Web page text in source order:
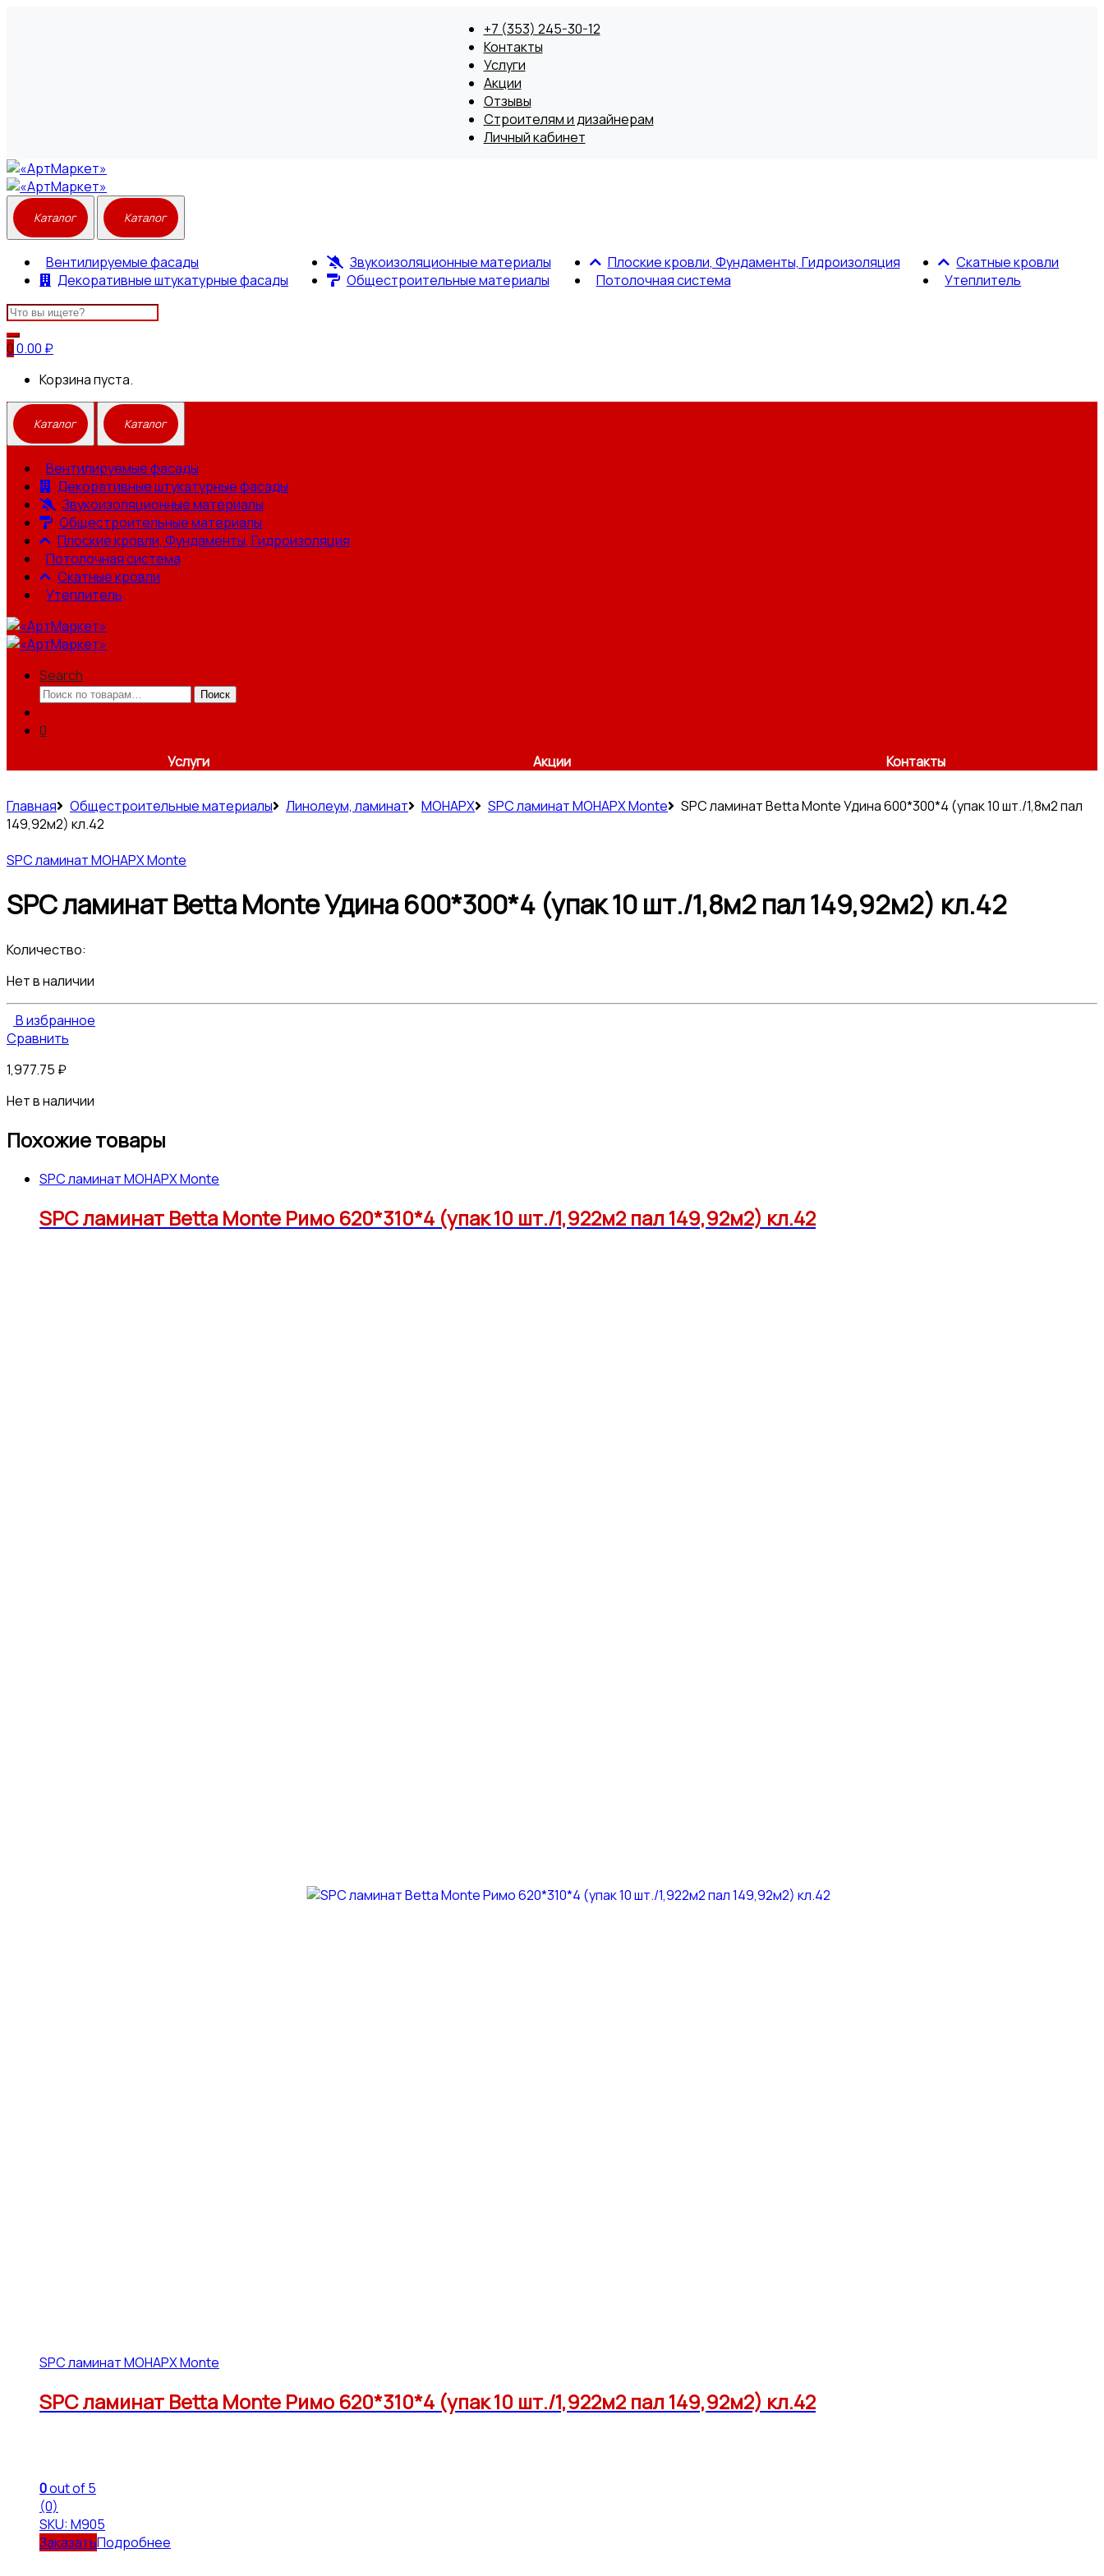
Вентилируемые фасады
Декоративные штукатурные фасады
Звукоизоляционные материалы
Общестроительные материалы
Плоские кровли, Фундаменты, Гидроизоляция
Потолочная система
Скатные кровли
Утеплитель
Search
for:
00.00 ₽
Корзина пуста.
+7 (353) 245-30-12
Контакты
Услуги
Акции
Отзывы
Строителям и дизайнерам
Личный кабинет
Вентилируемые фасады
Декоративные штукатурные фасады
Звукоизоляционные материалы
Общестроительные материалы
Плоские кровли, Фундаменты, Гидроизоляция
Потолочная система
Скатные кровли
Утеплитель
Search
Искать:
Поиск
0
Услуги
Акции Контакты
Главная Общестроительные материалы Линолеум, ламинат МОНАРХ SPC ламинат МОНАРХ Monte
SPC ламинат Betta Monte Удина 600*300*4 (упак 10 шт./1,8м2 пал
149,92м2) кл.42
SPC ламинат МОНАРХ Monte
SPC ламинат Betta Monte Удина 600*300*4 (упак 10 шт./1,8м2 пал 149,92м2) кл.42
Количество:
Нет в наличии
В избранное
Сравнить
1,977.75 ₽
Нет в наличии
Похожие товары
SPC ламинат МОНАРХ Monte
SPC ламинат Betta Monte Римо 620*310*4 (упак 10 шт./1,922м2 пал 149,92м2) кл.42
SPC ламинат МОНАРХ Monte
SPC ламинат Betta Monte Римо 620*310*4 (упак 10 шт./1,922м2 пал 149,92м2) кл.42
0out of 5
(0)
SKU: М905
Подробнее